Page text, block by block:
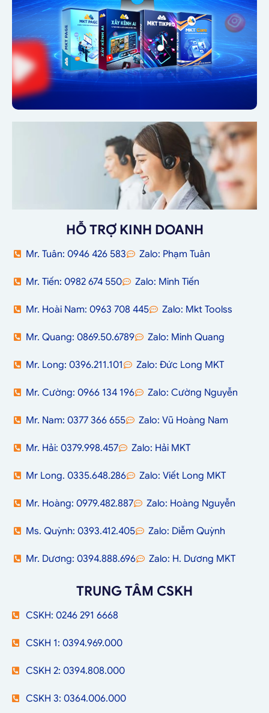
HỖ TRỢ KINH DOANH
Mr. Tuân: 0946 426 583 Zalo: Phạm Tuân
Mr. Tiến: 0982 674 550 Zalo: Minh Tiến
Mr. Hoài Nam: 0963 708 445 Zalo: Mkt Toolss
Mr. Quang: 0869.50.6789 Zalo: Minh Quang
Mr. Long: 0396.211.101 Zalo: Đức Long MKT
Mr. Cường: 0966 134 196 Zalo: Cường Nguyễn
Mr. Nam: 0377 366 655 Zalo: Vũ Hoàng Nam
Mr. Hải: 0379.998.457 Zalo: Hải MKT
Mr Long. 0335.648.286 Zalo: Viết Long MKT
Mr. Hoàng: 0979.482.887 Zalo: Hoàng Nguyễn
Ms. Quỳnh: 0393.412.405 Zalo: Diễm Quỳnh
Mr. Dương: 0394.888.696 Zalo: H. Dương MKT
TRUNG TÂM CSKH
CSKH: 0246 291 6668
CSKH 1: 0394.969.000
CSKH 2: 0394.808.000
CSKH 3: 0364.006.000